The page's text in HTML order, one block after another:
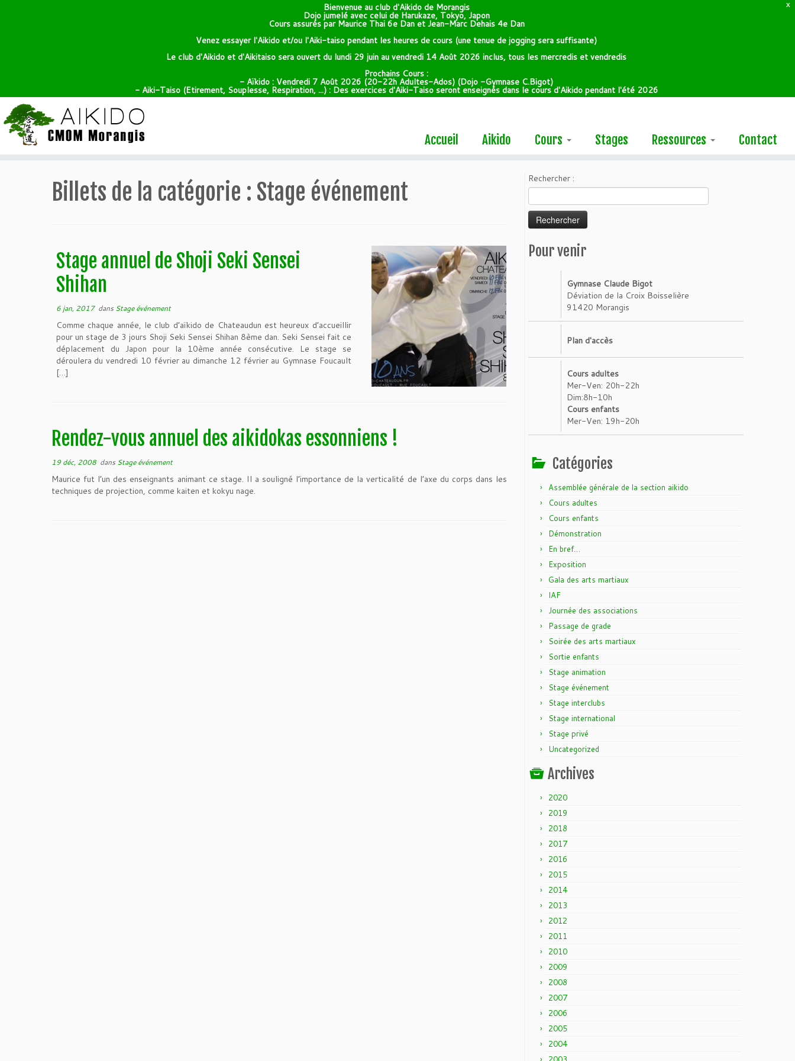
X
Bienvenue au club d'Aikido de Morangis
Dojo jumelé avec celui de Harukaze, Tokyo, Japon
Cours assurés par Maurice Thai 6e Dan et Jean-Marc Dehais 4e Dan
Venez essayer l'Aikido et/ou l'Aiki-taiso pendant les heures de cours (une tenue de jogging sera suffisante)
Le club d'Aikido et d'Aikitaiso sera ouvert du lundi 29 juin au vendredi 14 Août 2026 inclus, tous les mercredis et vendredis
Prochains Cours :
- Aïkido : Vendredi 7 Août 2026 (20-22h Adultes-Ados) (Dojo -Gymnase C.Bigot)
- Aiki-Taiso (Etirement, Souplesse, Respiration, ...) : Des exercices d'Aiki-Taiso seront enseignés dans le cours d'Aikido pendant l'été 2026
Accueil Aikido Cours Stages Ressources Contact
Billets de la catégorie : Stage événement
Stage annuel de Shoji Seki Sensei
Shihan
6 jan, 2017dans Stage événement
Comme chaque année, le club d’aïkido de Chateaudun est heureux d’accueillir
pour un stage de 3 jours Shoji Seki Sensei Shihan 8ème dan. Seki Sensei fait ce
déplacement du Japon pour la 10ème année consécutive. Le stage se
déroulera du vendredi 10 février au dimanche 12 février au Gymnase Foucault
[…]
Rendez-vous annuel des aikidokas essonniens !
19 déc, 2008 dans Stage événement
Maurice fut l’un des enseignants animant ce stage. Il a souligné l’importance de la verticalité de l’axe du corps dans les
techniques de projection, comme kaiten et kokyu nage.
Rechercher :
Pour venir
Gymnase Claude Bigot
Déviation de la Croix Boisselière
91420 Morangis
Plan d'accès
Cours adultes
Mer-Ven: 20h-22h
Dim:8h-10h
Cours enfants
Mer-Ven: 19h-20h
Catégories
Assemblée générale de la section aikido
Cours adultes
Cours enfants
Démonstration
En bref…
Exposition
Gala des arts martiaux
IAF
Journée des associations
Passage de grade
Soirée des arts martiaux
Sortie enfants
Stage animation
Stage événement
Stage interclubs
Stage international
Stage privé
Uncategorized
Archives
2020
2019
2018
2017
2016
2015
2014
2013
2012
2011
2010
2009
2008
2007
2006
2005
2004